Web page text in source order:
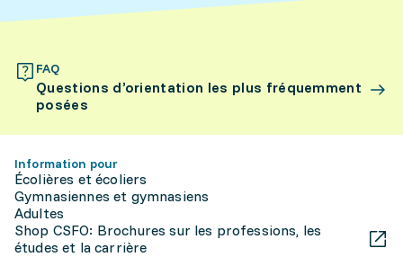
FAQ
Questions d’orientation les plus fréquemment
posées
Information pour
Écolières et écoliers
Gymnasiennes et gymnasiens
Adultes
Shop CSFO: Brochures sur les professions, les
études et la carrière